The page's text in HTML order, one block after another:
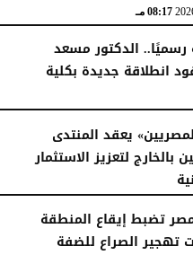
08:17 مـ
الدكتور مسعد
انطلاقة جديدة بكلية
يعقد المنتدى
بالخارج لتعزيز الاستثمار
تضبط إيقاع المنطقة
الصراع للضفة